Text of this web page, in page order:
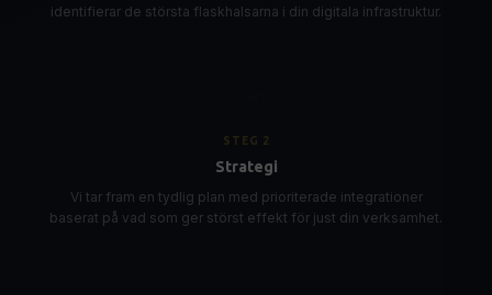
identifierar de största flaskhalsarna i din digitala infrastruktur.
STEG 2
Strategi
Vi tar fram en tydlig plan med prioriterade integrationer
baserat på vad som ger störst effekt för just din verksamhet.